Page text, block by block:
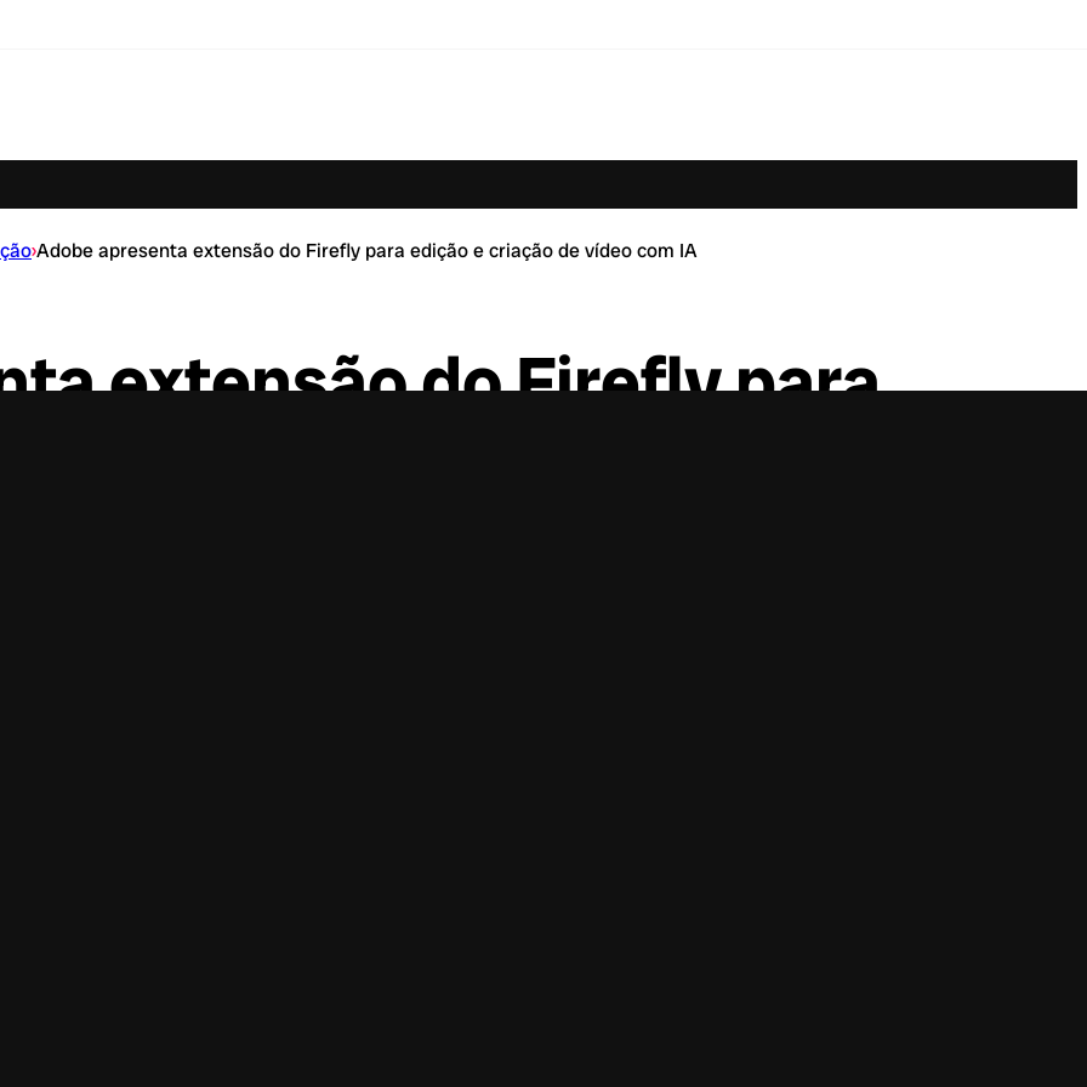
›Adobe apresenta extensão do Firefly para edição e criação de vídeo com IA
extensão do Firefly para
de vídeo com IA